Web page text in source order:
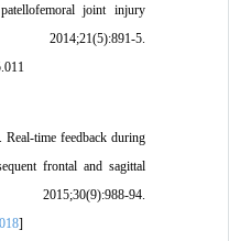
patellofemoral joint injury
5.
Real-time feedback during
frontal and sagittal
94.